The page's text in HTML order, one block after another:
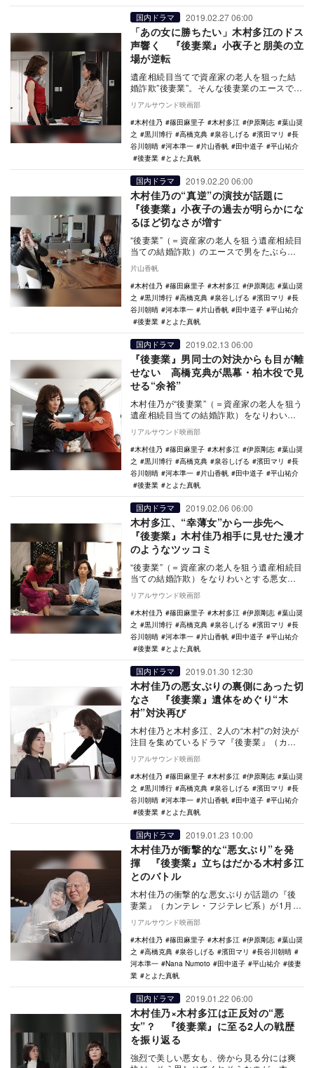
国内ドラマ 2019.02.27 06:00
「あの女に勝ちたい」木村多江のドス
声響く 『後妻業』小夜子と朋美の立
場が逆転
遺産相続目当てで資産家の老人を狙った結
婚詐欺”後妻業”。そんな後妻業のエースで、
オトコをたぶらかす天才・武内小夜子（木
村佳乃）を…
リアルサウンド映画部
木村佳乃
篠田麻里子 木村多江 伊原剛志
葉山奨
之
黒川博行 高橋克典 泉谷しげる 濱田マリ
長
谷川朝晴
河本準一 片山香帆 田中道子
平山祐介
後妻業
とよた真帆
国内ドラマ 2019.02.20 06:00
木村佳乃の“真逆”の演技が話題に
『後妻業』小夜子の過去が明らかにな
るほど切なさが増す
“後妻業”（＝資産家の老人を狙う遺産相続目
当ての結婚詐欺）のエースで男をたぶらか
す天才・武内小夜子（木村佳乃）が主人公
のドラマ『…
片山香帆
木村佳乃
篠田麻里子 木村多江 伊原剛志
葉山奨
之
黒川博行 高橋克典 泉谷しげる 濱田マリ
長
谷川朝晴
河本準一 片山香帆 田中道子
平山祐介
後妻業
とよた真帆
国内ドラマ 2019.02.13 06:00
『後妻業』男同士の対決からも目が離
せない 高橋克典が黒幕・柏木役で見
せる“余裕”
木村佳乃が“後妻業”（＝資産家の老人を狙う
遺産相続目当ての結婚詐欺）をなりわいと
する悪女を演じるドラマ『後妻業』（カン
テレ・フジ…
リアルサウンド映画部
木村佳乃
篠田麻里子 木村多江 伊原剛志
葉山奨
之
黒川博行 高橋克典 泉谷しげる 濱田マリ
長
谷川朝晴
河本準一 片山香帆 田中道子
平山祐介
後妻業
とよた真帆
国内ドラマ 2019.02.06 06:00
木村多江、“幸薄女”から一歩先へ
『後妻業』木村佳乃相手に見せた漫才
のようなツッコミ
“後妻業”（＝資産家の老人を狙う遺産相続目
当ての結婚詐欺）をなりわいとする悪女・
武内小夜子（木村佳乃）が主人公のドラマ
『後妻業』…
リアルサウンド映画部
木村佳乃
篠田麻里子 木村多江 伊原剛志
葉山奨
之
黒川博行 高橋克典 泉谷しげる 濱田マリ
長
谷川朝晴
河本準一 片山香帆 田中道子
平山祐介
後妻業
とよた真帆
国内ドラマ 2019.01.30 12:30
木村佳乃の悪女ぶりの裏側にあった切
なさ 『後妻業』遺体をめぐり“木
村”対決再び
木村佳乃と木村多江、2人の“木村"の対決が
注目を集めているドラマ『後妻業』（カン
テレ・フジテレビ系）。“後妻業”（＝資産家
の老人…
リアルサウンド映画部
木村佳乃
篠田麻里子 木村多江 伊原剛志
葉山奨
之
黒川博行 高橋克典 泉谷しげる 濱田マリ
長
谷川朝晴
河本準一 片山香帆 田中道子
平山祐介
後妻業
とよた真帆
国内ドラマ 2019.01.23 10:00
木村佳乃が衝撃的な“悪女ぶり”を発
揮 『後妻業』立ちはだかる木村多江
とのバトル
木村佳乃の衝撃的な悪女ぶりが話題の『後
妻業』（カンテレ・フジテレビ系）が1月22
日に初回放送を迎えた。本作は、男をたぶ
らかす天性…
リアルサウンド映画部
木村佳乃
篠田麻里子 木村多江 伊原剛志
葉山奨
之
高橋克典 泉谷しげる 濱田マリ
長谷川朝晴
河本準一
Nana Numoto 田中道子 平山祐介
後妻
業
とよた真帆
国内ドラマ 2019.01.22 06:00
木村佳乃×木村多江は正反対の“悪
女”？ 『後妻業』に至る2人の戦歴
を振り返る
強烈で美しい悪女も、傍から見る分には爽